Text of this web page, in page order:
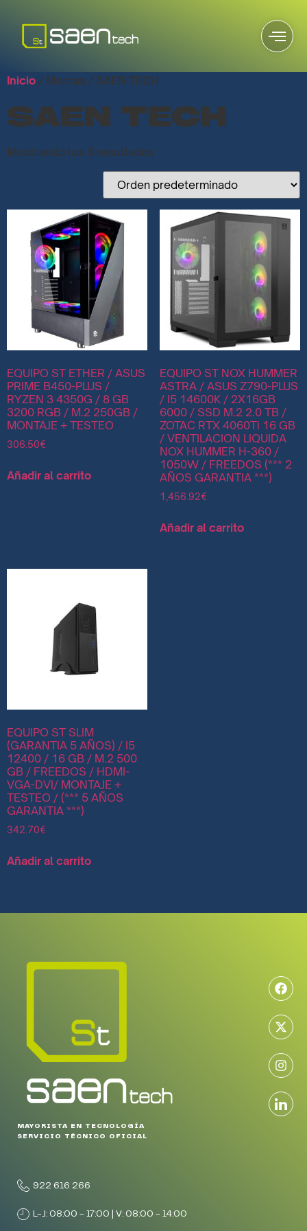
Inicio / Marcas / SAEN TECH
SAEN TECH
Mostrando los 3 resultados
EQUIPO ST ETHER / ASUS
PRIME B450-PLUS /
RYZEN 3 4350G / 8 GB
3200 RGB / M.2 250GB /
MONTAJE + TESTEO
306.50€
Añadir al carrito
EQUIPO ST NOX HUMMER
ASTRA / ASUS Z790-PLUS
/ I5 14600K / 2X16GB
6000 / SSD M.2 2.0 TB /
ZOTAC RTX 4060Ti 16 GB
/ VENTILACION LIQUIDA
NOX HUMMER H-360 /
1050W / FREEDOS (*** 2
AÑOS GARANTIA ***)
1,456.92€
Añadir al carrito
EQUIPO ST SLIM
(GARANTIA 5 AÑOS) / I5
12400 / 16 GB / M.2 500
GB / FREEDOS / HDMI-
VGA-DVI/ MONTAJE +
TESTEO / (*** 5 AÑOS
GARANTIA ***)
342.70€
Añadir al carrito
MAYORISTA EN TECNOLOGÍA
SERVICIO TÉCNICO OFICIAL
922 616 266
L-J: 08:00 - 17:00 | V: 08:00 - 14:00